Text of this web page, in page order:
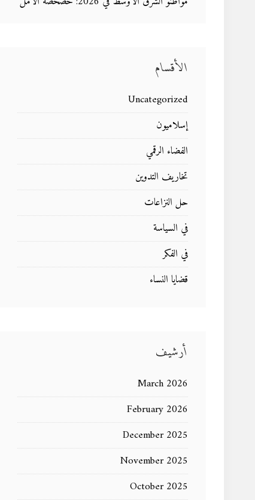
الأقسام
Uncategorized
إسلاميون
الفضاء الرقمي
تخاريف التدوين
حل النزاعات
في السياسة
في الفكر
قضايا النساء
أرشيف
March 2026
February 2026
December 2025
November 2025
October 2025